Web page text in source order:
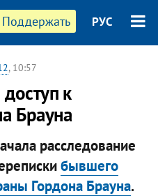
Поддержать РУС
, 10:57
к
Брауна
расследование
бывшего
Гордона Брауна.